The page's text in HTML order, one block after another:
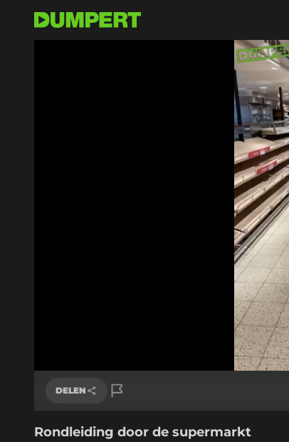
DELEN
Link kopiëren
Rondleiding door de supermarkt